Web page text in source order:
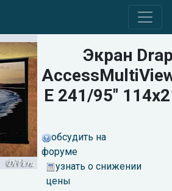
Экран
E 241/95"
обсудить на
форуме
узнать о снижении
цены